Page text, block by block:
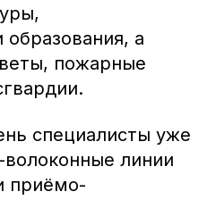
образования, а
пожарные
специалисты уже
линии
приёмо-